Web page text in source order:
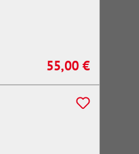
Regulärer Preis:
55,00 €